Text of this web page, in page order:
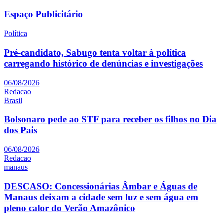
Espaço Publicitário
Política
Pré-candidato, Sabugo tenta voltar à política
carregando histórico de denúncias e investigações
06/08/2026
Redacao
Brasil
Bolsonaro pede ao STF para receber os filhos no Dia
dos Pais
06/08/2026
Redacao
manaus
DESCASO: Concessionárias Âmbar e Águas de
Manaus deixam a cidade sem luz e sem água em
pleno calor do Verão Amazônico